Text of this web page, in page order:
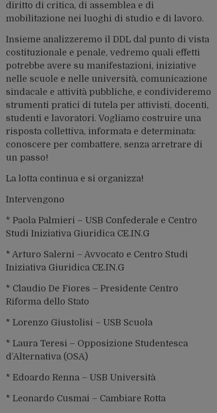
diritto di critica, di assemblea e di
mobilitazione nei luoghi di studio e di lavoro.
Insieme analizzeremo il DDL dal punto di vista
costituzionale e penale, vedremo quali effetti
potrebbe avere su manifestazioni, iniziative
nelle scuole e nelle università, comunicazione
sindacale e attività pubbliche, e condivideremo
strumenti pratici di tutela per attivisti, docenti,
studenti e lavoratori. Vogliamo costruire una
risposta collettiva, informata e determinata:
conoscere per combattere, senza arretrare di
un passo!
La lotta continua e si organizza!
Intervengono
* Paola Palmieri – USB Confederale e Centro
Studi Iniziativa Giuridica CE.IN.G
* Arturo Salerni – Avvocato e Centro Studi
Iniziativa Giuridica CE.IN.G
* Claudio De Fiores – Presidente Centro
Riforma dello Stato
* Lorenzo Giustolisi – USB Scuola
* Laura Teresi – Opposizione Studentesca
d’Alternativa (OSA)
* Edoardo Renna – USB Università
* Leonardo Cusmai – Cambiare Rotta